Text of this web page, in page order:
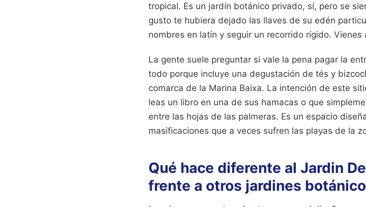
tropical. Es un jardín botánico privado, sí, pero se
gusto te hubiera dejado las llaves de su edén
nombres en latín y seguir un recorrido rígido.
La gente suele preguntar si vale la pena pagar la
todo porque incluye una degustación de tés y
comarca de la Marina Baixa. La intención de este
leas un libro en una de sus hamacas o que
entre las hojas de las palmeras. Es un espacio
masificaciones que a veces sufren las playas de la
Qué hace diferente al Jardin
frente a otros jardines